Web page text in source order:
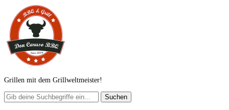
Grillen mit dem Grillweltmeister!